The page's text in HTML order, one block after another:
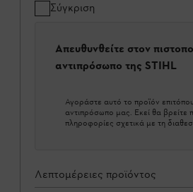
Σύγκριση
Απευθυνθείτε στον
αντιπρόσωπο της STIHL
Αγοράστε αυτό το προϊόν
αντιπρόσωπο μας. Εκεί θα βρείτε
πληροφορίες σχετικά με τη
Λεπτομέρειες προϊόντος